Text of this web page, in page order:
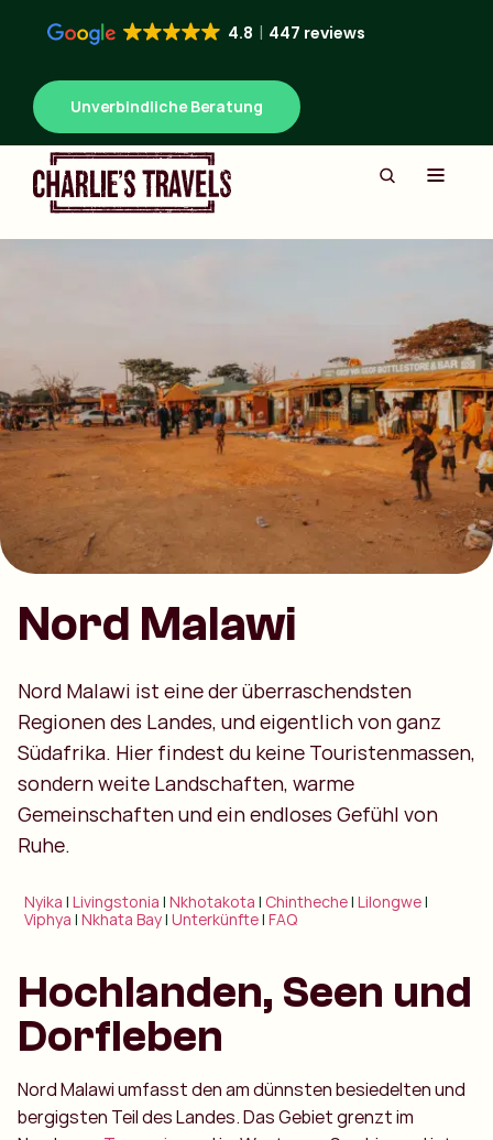
4.8 447 reviews
Unverbindliche Beratung
Nord Malawi
Nord Malawi ist eine der überraschendsten
Regionen des Landes, und eigentlich von ganz
Südafrika. Hier findest du keine Touristenmassen,
sondern weite Landschaften, warme
Gemeinschaften und ein endloses Gefühl von
Ruhe.
Nyika |Livingstonia |Nkhotakota | Chintheche|Lilongwe|
Viphya |Nkhata Bay|Unterkünfte|FAQ
Hochlanden, Seen und
Dorfleben
Nord Malawi umfasst den am dünnsten besiedelten und
bergigsten Teil des Landes. Das Gebiet grenzt im